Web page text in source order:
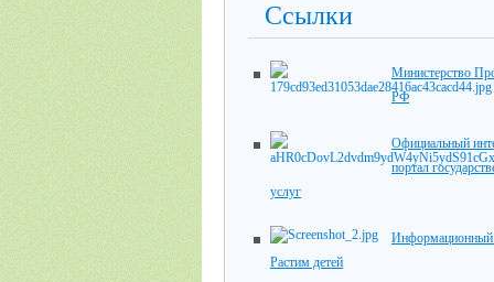
Ссылки
Министерство
РФ
Официальный
портал
услуг
Информационный
Растим детей